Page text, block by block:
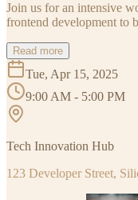
Join us for an intensive
frontend development to
Read more
Tue, Apr 15, 2025
9:00 AM - 5:00 PM
Tech Innovation Hub
123 Developer Street,